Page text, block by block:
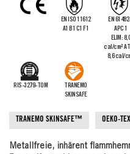
EN ISO 11612
A1 B1 C1 F1
EN
APC 1
ELIM:
cal/cm²
8,6 cal/
RIS-3279-TOM
TRANEMO
SKINSAFE
TRANEMO SKINSAFE™ OEKO-TEX
Metallfreie, inhärent